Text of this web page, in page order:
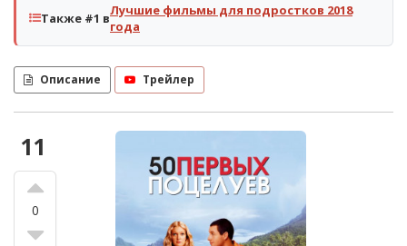
Также #1 вЛучшие фильмы для подростков 2018
года
Описание Трейлер
11
0